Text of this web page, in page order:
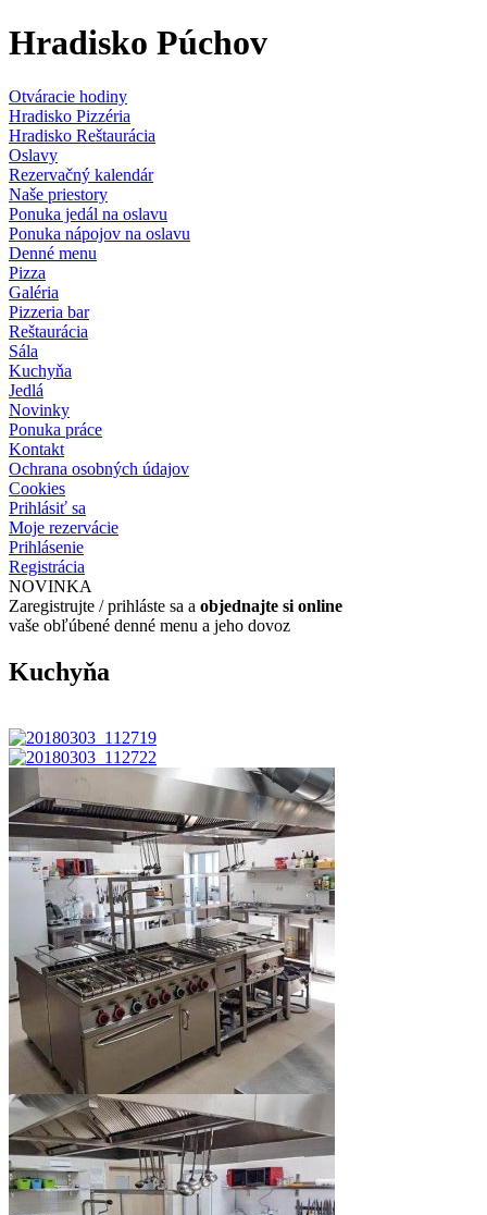
Hradisko Púchov
Otváracie hodiny
Hradisko Pizzéria
Hradisko Reštaurácia
Oslavy
Rezervačný kalendár
Naše priestory
Ponuka jedál na oslavu
Ponuka nápojov na oslavu
Denné menu
Pizza
Galéria
Pizzeria bar
Reštaurácia
Sála
Kuchyňa
Jedlá
Novinky
Ponuka práce
Kontakt
Ochrana osobných údajov
Cookies
Prihlásiť sa
Moje rezervácie
Prihlásenie
Registrácia
NOVINKA
Zaregistrujte / prihláste sa a objednajte si online
vaše obľúbené denné menu a jeho dovoz
Kuchyňa